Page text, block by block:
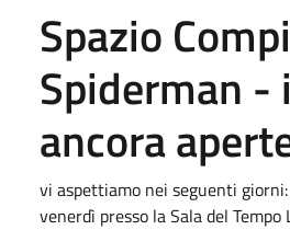
Spazio
Spiderman -
ancora
vi aspettiamo nei seguenti
venerdì presso la Sala del Tempo